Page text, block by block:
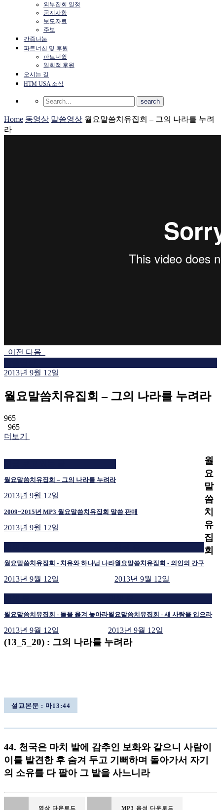
외부집회 일정
공지사항
보도자료
주보
간증나눔
파트너십 및 후원
파트너쉽
일회적 후원
오시는 길
HTM USA 소식
Home 동영상 말씀영상 월요말씀치유집회 – 그의 나라를 누려
라
이전 다음
2013년 9월 12일
월요말씀치유집회 – 그의 나라를 누려라
965
965
더보기
월요말씀치유집회 – 그의 나라를 누려라
2013년 9월 12일
2009~2015년 MP3 월요말씀치유집회 말씀 판매
2013년 9월 12일
월요말씀치유집회 - 치유와 하나님 나라
2013년 9월 12일
월요말씀치유집회 - 의인의 간구
2013년 9월 12일
월요말씀치유집회 - 돌을 옮겨 놓아라
2013년 9월 12일
월요말씀치유집회 - 새 사람을 입으라
2013년 9월 12일
월
요
말
씀
치
유
집
회
(13_5_20) : 그의 나라를 누려라
설교본문 : 마13:44
44. 천국은 마치 밭에 감추인 보화와 같으니 사람이
이를 발견한 후 숨겨 두고 기뻐하며 돌아가서 자기
의 소유를 다 팔아 그 밭을 사느니라
영상 다운로드 MP3 음성 다운로드